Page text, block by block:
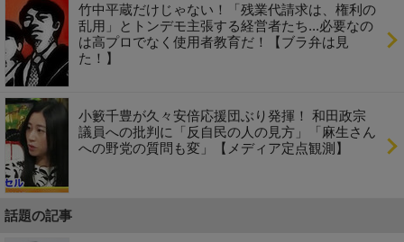
竹中平蔵だけじゃない！「残業代請求は、権利の
乱用」とトンデモ主張する経営者たち...必要なの
は高プロでなく使用者教育だ！【ブラ弁は見
た！】
小籔千豊が久々安倍応援団ぶり発揮！ 和田政宗
議員への批判に「反自民の人の見方」「麻生さん
への野党の質問も変」【メディア定点観測】
話題の記事